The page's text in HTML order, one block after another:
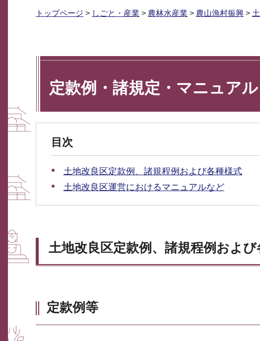
トップページ > しごと・産業 > 農林水産業 > 農山漁村振興 >
定款例・諸規定・マニュアル
目次
土地改良区定款例、諸規程例および各種様式
土地改良区運営におけるマニュアルなど
土地改良区定款例、諸規程例およ
定款例等